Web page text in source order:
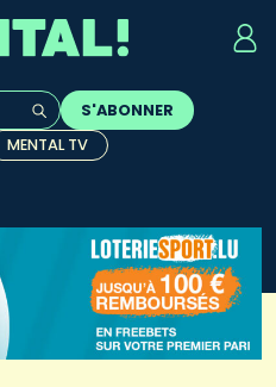
complétion sont
S'ABONNER
MENTAL TV